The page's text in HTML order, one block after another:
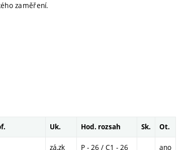
zaměření.
Uk. Hod. rozsah Sk. Ot.
zá,zk P - 26 / C1 - 26 ano